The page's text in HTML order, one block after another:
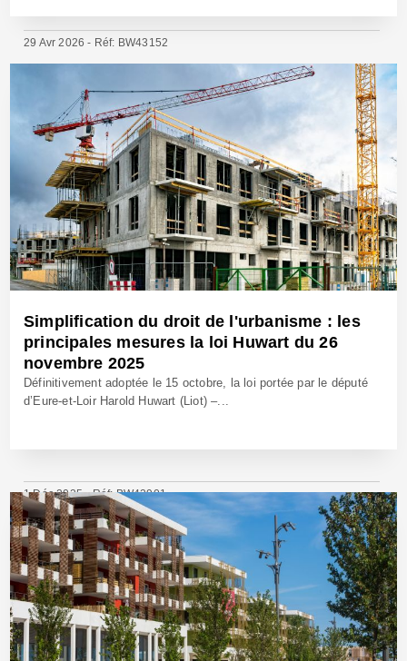
29 Avr 2026 - Réf: BW43152
Simplification du droit de l'urbanisme : les
principales mesures la loi Huwart du 26
novembre 2025
Définitivement adoptée le 15 octobre, la loi portée par le député
d’Eure-et-Loir Harold Huwart (Liot) –...
1 Déc 2025 - Réf: BW42901